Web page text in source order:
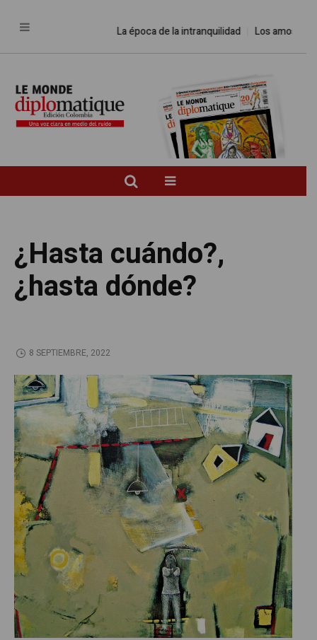
La época de la intranquilidad Los amos del
¿Hasta cuándo?,
¿hasta dónde?
8 SEPTIEMBRE, 2022